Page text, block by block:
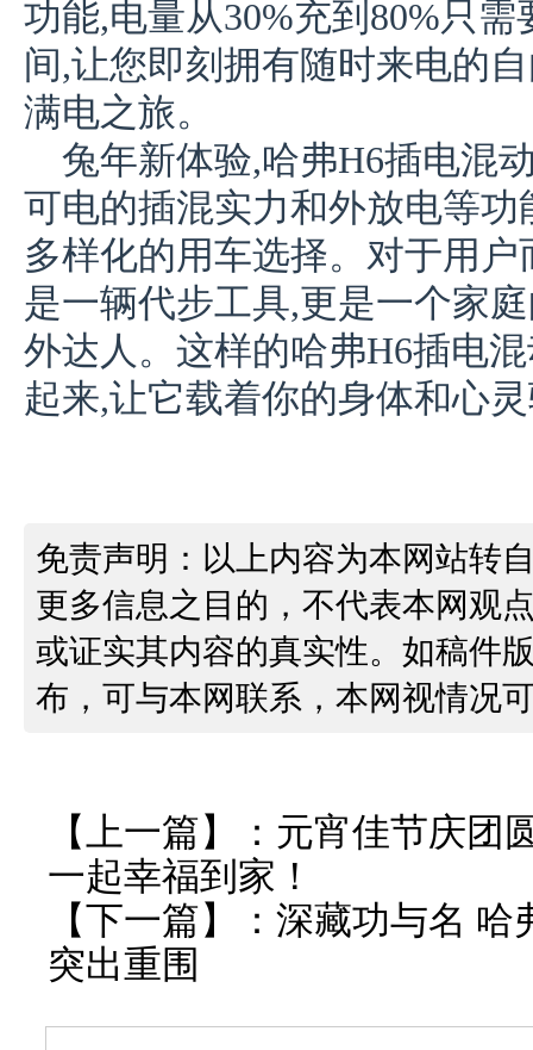
功能,电量从30%充到80%只
间,让您即刻拥有随时来电的
满电之旅。
兔年新体验,哈弗H6插电混
可电的插混实力和外放电等
多样化的用车选择。对于用
是一辆代步工具,更是一个家
外达人。这样的哈弗H6插电
起来,让它载着你的身体和心
免责声明：以上内容为本网站转
更多信息之目的，不代表本网观
或证实其内容的真实性。如稿件
布，可与本网联系，本网视情况
【上一篇】： 元宵佳节庆团
一起幸福到家！
【下一篇】： 深藏功与名 哈
突出重围